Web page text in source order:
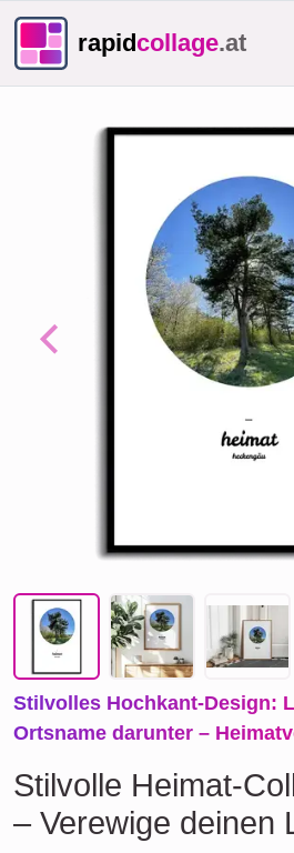
rapidcollage.at
Previous
Stilvolles Hochkant-Design:
Ortsname darunter –
Stilvolle Heimat-
– Verewige deinen